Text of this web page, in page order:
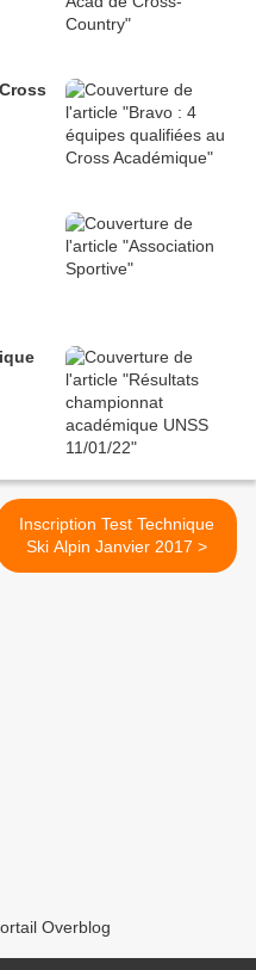
Inscription Test Technique
Ski Alpin Janvier 2017 >
Overblog